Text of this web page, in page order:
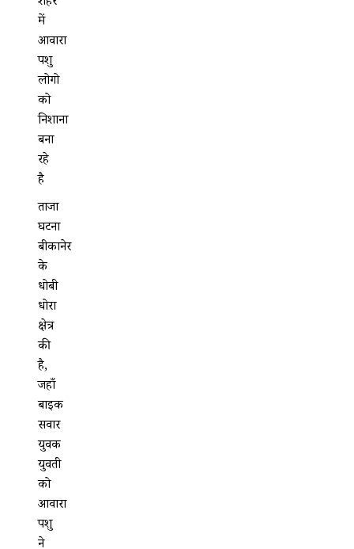
में
आवारा
पशु
लोगो
को
निशाना
बना
रहे
है
ताजा
घटना
बीकानेर
के
धोबी
धोरा
क्षेत्र
की
है,
जहाँ
बाइक
सवार
युवक
युवती
को
आवारा
पशु